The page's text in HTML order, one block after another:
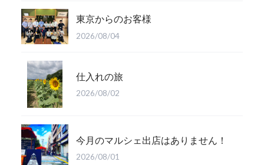
東京からのお客様
2026/08/04
仕入れの旅
2026/08/02
今月のマルシェ出店はありません！
2026/08/01